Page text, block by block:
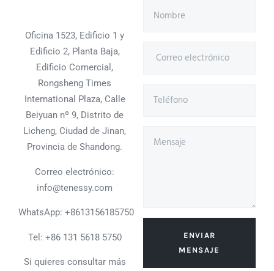
Oficina 1523, Edificio 1 y
Edificio 2, Planta Baja,
Edificio Comercial,
Rongsheng Times
International Plaza, Calle
Beiyuan nº 9, Distrito de
Licheng, Ciudad de Jinan,
Provincia de Shandong.
Correo electrónico:
info@tenessy.com
WhatsApp: +8613156185750
Tel: +86 131 5618 5750
Si quieres consultar más
ENVIAR
MENSAJE